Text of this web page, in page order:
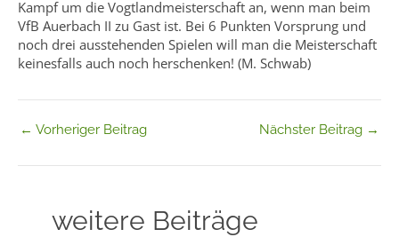
Kampf um die Vogtlandmeisterschaft an, wenn man beim
VfB Auerbach II zu Gast ist. Bei 6 Punkten Vorsprung und
noch drei ausstehenden Spielen will man die Meisterschaft
keinesfalls auch noch herschenken! (M. Schwab)
← Vorheriger Beitrag Nächster Beitrag →
weitere Beiträge